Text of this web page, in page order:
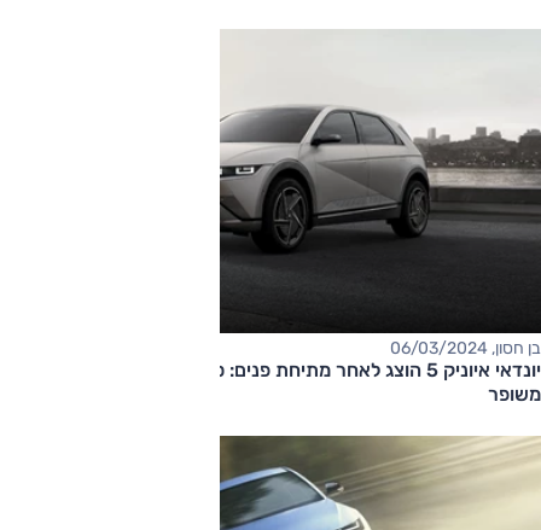
בן חסון, 06/03/2024
יונדאי איוניק 5 הוצג לאחר מתיחת פנים: סוללה גדולה יותר וטווח
משופר